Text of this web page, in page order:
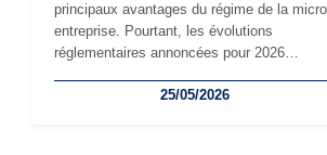
principaux avantages du régime de la
entreprise. Pourtant, les évolutions
réglementaires annoncées pour 2026
les auto-entrepreneurs, artisans et
25/05/2026